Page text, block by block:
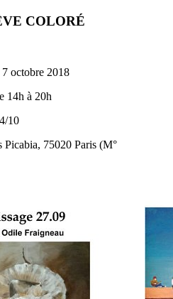
COLORÉ
octobre 2018
14h à 20h
10
75020 Paris (M°